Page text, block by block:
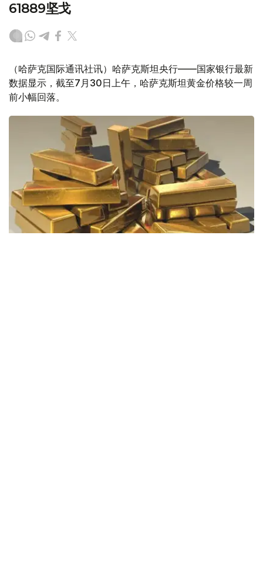
61889坚戈
（哈萨克国际通讯社讯）哈萨克斯坦央行——国家银行最新
数据显示，截至7月30日上午，哈萨克斯坦黄金价格较一周
前小幅回落。